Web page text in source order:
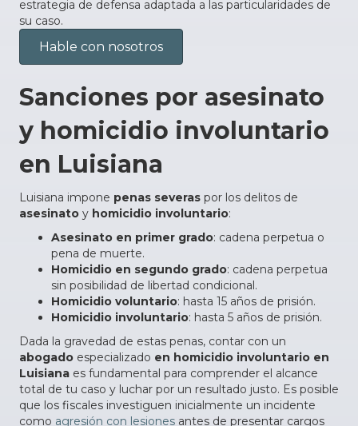
estrategia de defensa adaptada a las particularidades de
su caso.
Hable con nosotros
Sanciones por asesinato
y homicidio involuntario
en Luisiana
Luisiana impone penas severas por los delitos de
asesinato y homicidio involuntario:
Asesinato en primer grado: cadena perpetua o
pena de muerte.
Homicidio en segundo grado: cadena perpetua
sin posibilidad de libertad condicional.
Homicidio voluntario: hasta 15 años de prisión.
Homicidio involuntario: hasta 5 años de prisión.
Dada la gravedad de estas penas, contar con un
abogado especializado en homicidio involuntario en
Luisiana es fundamental para comprender el alcance
total de tu caso y luchar por un resultado justo. Es posible
que los fiscales investiguen inicialmente un incidente
como agresión con lesiones antes de presentar cargos